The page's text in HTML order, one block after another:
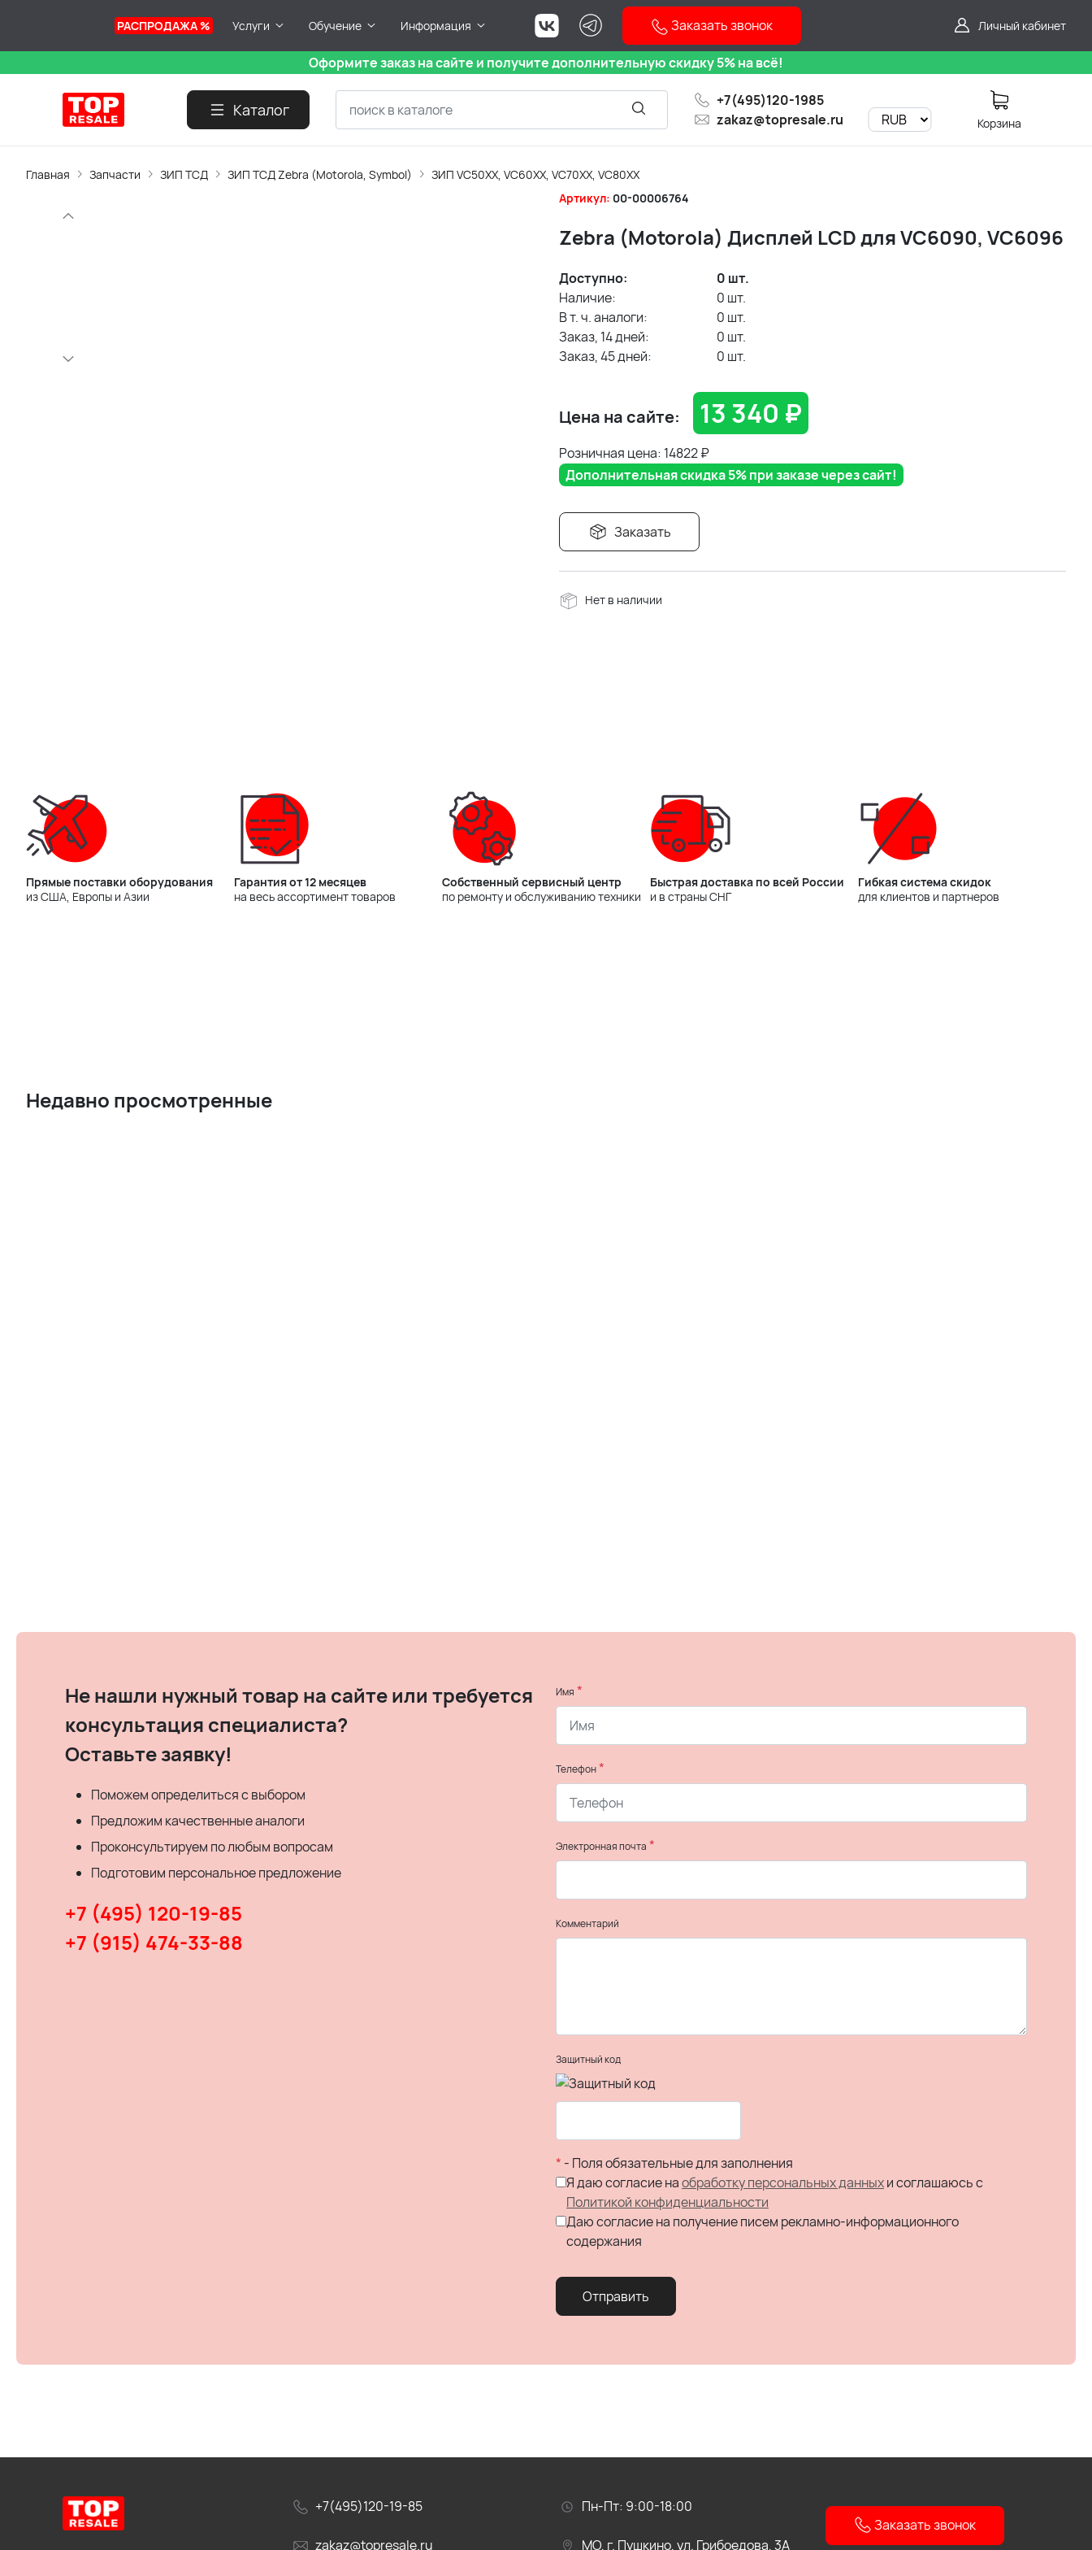
РАСПРОДАЖА % Услуги Обучение Информация Заказать звонок Личный кабинет
Оформите заказ на сайте и получите дополнительную скидку 5% на всё!
Каталог
+7(495)120-1985
zakaz@topresale.ru
Корзина
Главная Запчасти ЗИП ТСД ЗИП ТСД Zebra (Motorola, Symbol)
ЗИП VC50XX, VC60XX, VC70XX, VC80XX
Артикул: 00-00006764
Zebra (Motorola) Дисплей LCD для VC6090, VC6096
Доступно: 0 шт.
Наличие:
0 шт.
В т. ч. аналоги:
0 шт.
Заказ, 14 дней:
0 шт.
Заказ, 45 дней:
0 шт.
Цена на сайте: 13 340 ₽
Розничная цена: 14822₽
Дополнительная скидка 5% при заказе через сайт!
Заказать
Нет в наличии
Прямые поставки оборудования
из США, Европы и Азии
Гарантия от 12 месяцев
на весь ассортимент товаров
Собственный сервисный центр
по ремонту и обслуживанию техники
Быстрая доставка по всей России
и в страны СНГ
Гибкая система скидок
для клиентов и партнеров
Недавно просмотренные
Не нашли нужный товар на сайте или требуется
консультация специалиста?
Оставьте заявку!
Поможем определиться с выбором
Предложим качественные аналоги
Проконсультируем по любым вопросам
Подготовим персональное предложение
+7 (495) 120-19-85
+7 (915) 474-33-88
Имя *
Телефон*
Электронная почта *
Комментарий
Защитный код
* - Поля обязательные для заполнения
Я даю согласие наобработку персональных данныхи соглашаюсь c
Политикой конфиденциальности
Даю согласие на получение писем рекламно-информационного
содержания
Отправить
Заказать звонок
+7(495)120-19-85
zakaz@topresale.ru
Пн-Пт: 9:00-18:00
МО, г. Пушкино, ул. Грибоедова, 3А